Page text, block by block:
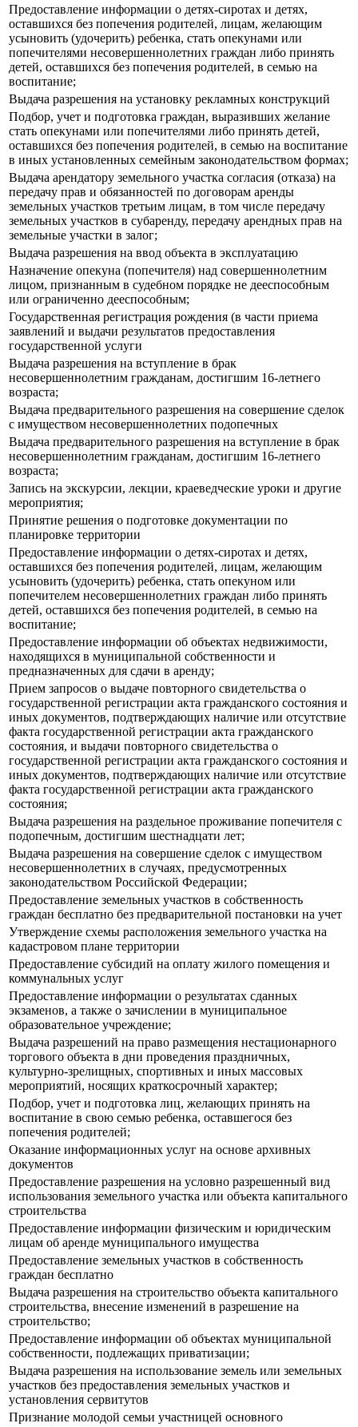
Предоставление информации о детях-сиротах и детях,
оставшихся без попечения родителей, лицам, желающим
усыновить (удочерить) ребенка, стать опекунами или
попечителями несовершеннолетних граждан либо принять
детей, оставшихся без попечения родителей, в семью на
воспитание;
Выдача разрешения на установку рекламных конструкций
Подбор, учет и подготовка граждан, выразивших желание
стать опекунами или попечителями либо принять детей,
оставшихся без попечения родителей, в семью на воспитание
в иных установленных семейным законодательством формах;
Выдача арендатору земельного участка согласия (отказа) на
передачу прав и обязанностей по договорам аренды
земельных участков третьим лицам, в том числе передачу
земельных участков в субаренду, передачу арендных прав на
земельные участки в залог;
Выдача разрешения на ввод объекта в эксплуатацию
Назначение опекуна (попечителя) над совершеннолетним
лицом, признанным в судебном порядке не дееспособным
или ограниченно дееспособным;
Государственная регистрация рождения (в части приема
заявлений и выдачи результатов предоставления
государственной услуги
Выдача разрешения на вступление в брак
несовершеннолетним гражданам, достигшим 16-летнего
возраста;
Выдача предварительного разрешения на совершение сделок
с имуществом несовершеннолетних подопечных
Выдача предварительного разрешения на вступление в брак
несовершеннолетним гражданам, достигшим 16-летнего
возраста;
Запись на экскурсии, лекции, краеведческие уроки и другие
мероприятия;
Принятие решения о подготовке документации по
планировке территории
Предоставление информации о детях-сиротах и детях,
оставшихся без попечения родителей, лицам, желающим
усыновить (удочерить) ребенка, стать опекуном или
попечителем несовершеннолетних граждан либо принять
детей, оставшихся без попечения родителей, в семью на
воспитание;
Предоставление информации об объектах недвижимости,
находящихся в муниципальной собственности и
предназначенных для сдачи в аренду;
Прием запросов о выдаче повторного свидетельства о
государственной регистрации акта гражданского состояния и
иных документов, подтверждающих наличие или отсутствие
факта государственной регистрации акта гражданского
состояния, и выдачи повторного свидетельства о
государственной регистрации акта гражданского состояния и
иных документов, подтверждающих наличие или отсутствие
факта государственной регистрации акта гражданского
состояния;
Выдача разрешения на раздельное проживание попечителя с
подопечным, достигшим шестнадцати лет;
Выдача разрешения на совершение сделок с имуществом
несовершеннолетних в случаях, предусмотренных
законодательством Российской Федерации;
Предоставление земельных участков в собственность
граждан бесплатно без предварительной постановки на учет
Утверждение схемы расположения земельного участка на
кадастровом плане территории
Предоставление субсидий на оплату жилого помещения и
коммунальных услуг
Предоставление информации о результатах сданных
экзаменов, а также о зачислении в муниципальное
образовательное учреждение;
Выдача разрешений на право размещения нестационарного
торгового объекта в дни проведения праздничных,
культурно-зрелищных, спортивных и иных массовых
мероприятий, носящих краткосрочный характер;
Подбор, учет и подготовка лиц, желающих принять на
воспитание в свою семью ребенка, оставшегося без
попечения родителей;
Оказание информационных услуг на основе архивных
документов
Предоставление разрешения на условно разрешенный вид
использования земельного участка или объекта капитального
строительства
Предоставление информации физическим и юридическим
лицам об аренде муниципального имущества
Предоставление земельных участков в собственность
граждан бесплатно
Выдача разрешения на строительство объекта капитального
строительства, внесение изменений в разрешение на
строительство;
Предоставление информации об объектах муниципальной
собственности, подлежащих приватизации;
Выдача разрешения на использование земель или земельных
участков без предоставления земельных участков и
установления сервитутов
Признание молодой семьи участницей основного